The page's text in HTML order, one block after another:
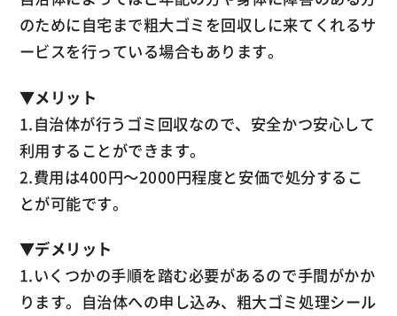
のために自宅まで粗大ゴミを回収しに来てくれるサ
ービスを行っている場合もあります。
▼メリット
1.自治体が行うゴミ回収なので、安全かつ安心して
利用することができます。
2.費用は400円～2000円程度と安価で処分するこ
とが可能です。
▼デメリット
1.いくつかの手順を踏む必要があるので手間がかか
ります。自治体への申し込み、粗大ゴミ処理シール